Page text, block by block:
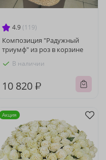
4.9 (119)
Композиция "Радужный
триумф" из роз в корзине
В наличии
10 820 ₽
Акция